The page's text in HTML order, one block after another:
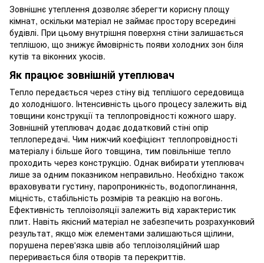
Зовнішнє утеплення дозволяє зберегти корисну площу
кімнат, оскільки матеріал не займає простору всередині
будівлі. При цьому внутрішня поверхня стіни залишається
теплішою, що знижує ймовірність появи холодних зон біля
кутів та віконних укосів.
Як працює зовнішній утеплювач
Тепло передається через стіну від теплішого середовища
до холоднішого. Інтенсивність цього процесу залежить від
товщини конструкції та теплопровідності кожного шару.
Зовнішній утеплювач додає додатковий стіні опір
теплопередачі. Чим нижчий коефіцієнт теплопровідності
матеріалу і більше його товщина, тим повільніше тепло
проходить через конструкцію. Однак вибирати утеплювач
лише за одним показником неправильно. Необхідно також
враховувати густину, паропроникність, водопоглинання,
міцність, стабільність розмірів та реакцію на вогонь.
Ефективність теплоізоляції залежить від характеристик
плит. Навіть якісний матеріал не забезпечить розрахунковий
результат, якщо між елементами залишаються щілини,
порушена перев'язка швів або теплоізоляційний шар
переривається біля отворів та перекриттів.